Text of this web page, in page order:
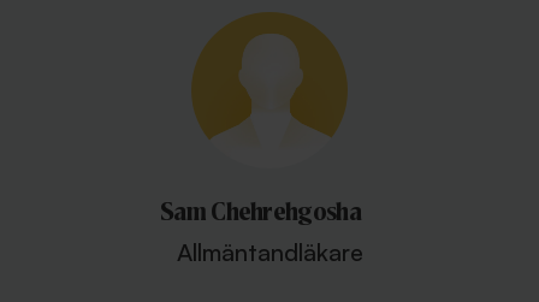
Sam Chehrehgosha
Allmäntandläkare